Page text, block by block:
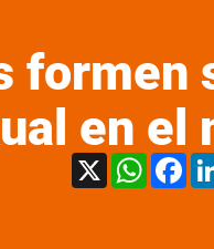
formen
en el
X